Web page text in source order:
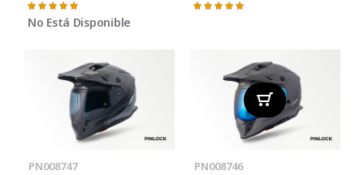
Valoración:
100%
No Está Disponible
Valoración:
PN008747 PN008746